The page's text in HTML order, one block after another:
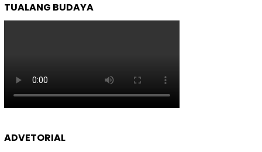
TUALANG BUDAYA
ADVETORIAL